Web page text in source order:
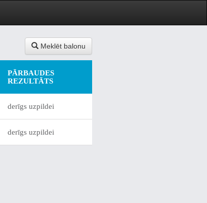
Meklēt balonu
PĀRBAUDES
REZULTĀTS
derīgs uzpildei
derīgs uzpildei